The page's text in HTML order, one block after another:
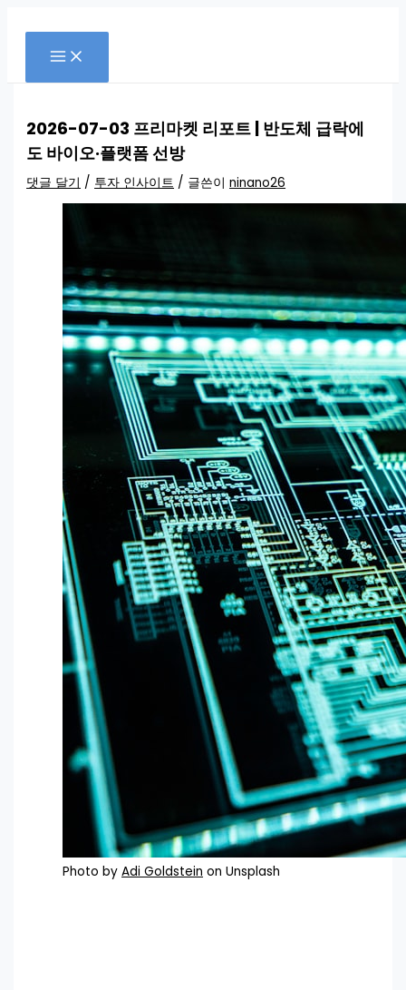
2026-07-03 프리마켓 리포트 | 반도체 급락에
도 바이오·플랫폼 선방
댓글 달기 / 투자 인사이트 / 글쓴이ninano26
Photo byAdi Goldstein on Unsplash